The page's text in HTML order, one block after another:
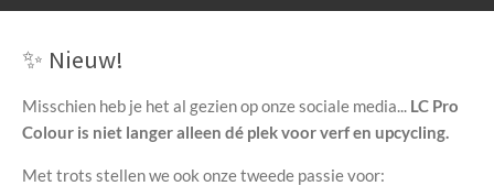
✨ Nieuw!
Misschien heb je het al gezien op onze sociale media... LC Pro
Colour is niet langer alleen dé plek voor verf en upcycling.
Met trots stellen we ook onze tweede passie voor: